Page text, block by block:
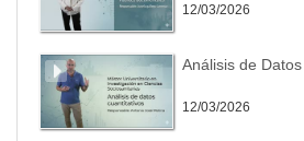
12/03/2026
Análisis de
12/03/2026